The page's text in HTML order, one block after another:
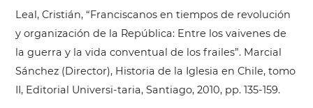
Leal, Cristián, “Franciscanos en tiempos de revolución
y organización de la República: Entre los vaivenes de
la guerra y la vida conventual de los frailes”. Marcial
Sánchez (Director), Historia de la Iglesia en Chile, tomo
II, Editorial Universi-taria, Santiago, 2010, pp. 135-159.